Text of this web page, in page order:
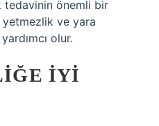
tedavinin önemli bir
ve yara
olur.
IYI